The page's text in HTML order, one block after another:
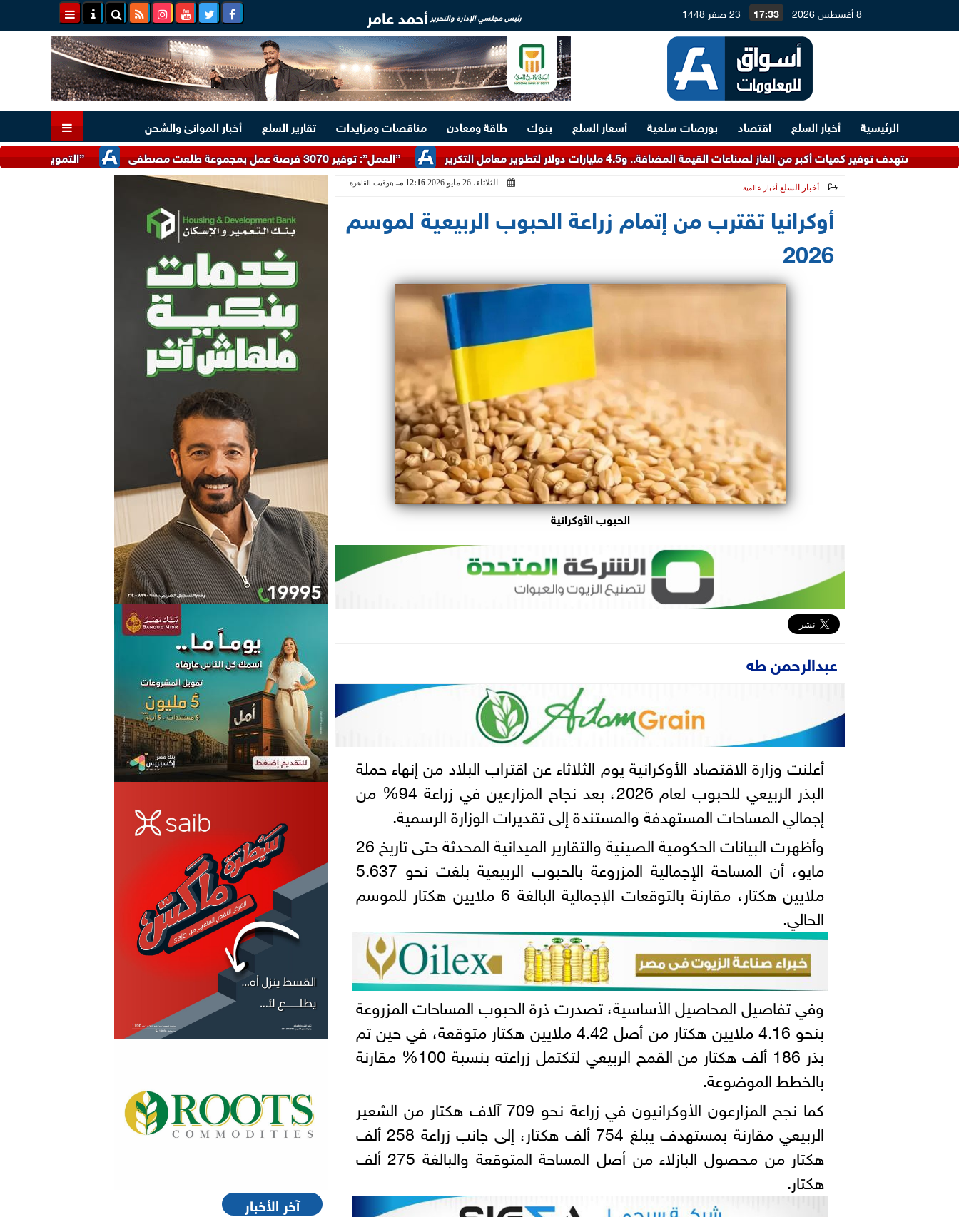
8 أغسطس 2026 17:33 23 صفر 1448 رئيس مجلسي الإدارة والتحرير أحمد عامر
الرئيسية أخبار السلع اقتصاد بورصات سلعية أسعار السلع بنوك طاقة ومعادن مناقصات ومزايدات تقارير السلع
أخبار الموانئ والشحن
”التموين” تتلقى 17 ألف شكوى واستفسار تتعلق بضبط الأسواق وتوفير السلع خلال يوليو
”العمل”: توفير 3070 فرصة عمل بمجموعة طلعت مصطفى من الغاز لصناعات القيمة المضافة.. و4.5 مليارات دولار لتطوير معامل التكرير
أخبار السلع أخبار عالمية
الثلاثاء، 26 مايو 2026 12:16 مـ بتوقيت القاهرة
أوكرانيا تقترب من إتمام زراعة الحبوب الربيعية لموسم
2026
الحبوب الأوكرانية
عبدالرحمن طه
أعلنت وزارة الاقتصاد الأوكرانية يوم الثلاثاء عن اقتراب البلاد من إنهاء حملة
البذر الربيعي للحبوب لعام 2026، بعد نجاح المزارعين في زراعة 94% من
إجمالي المساحات المستهدفة والمستندة إلى تقديرات الوزارة الرسمية.
وأظهرت البيانات الحكومية الصينية والتقارير الميدانية المحدثة حتى تاريخ 26
مايو، أن المساحة الإجمالية المزروعة بالحبوب الربيعية بلغت نحو 5.637
ملايين هكتار، مقارنة بالتوقعات الإجمالية البالغة 6 ملايين هكتار للموسم
الحالي.
وفي تفاصيل المحاصيل الأساسية، تصدرت ذرة الحبوب المساحات المزروعة
بنحو 4.16 ملايين هكتار من أصل 4.42 ملايين هكتار متوقعة، في حين تم
بذر 186 ألف هكتار من القمح الربيعي لتكتمل زراعته بنسبة 100% مقارنة
بالخطط الموضوعة.
كما نجح المزارعون الأوكرانيون في زراعة نحو 709 آلاف هكتار من الشعير
الربيعي مقارنة بمستهدف يبلغ 754 ألف هكتار، إلى جانب زراعة 258 ألف
هكتار من محصول البازلاء من أصل المساحة المتوقعة والبالغة 275 ألف
هكتار.
آخر الأخبار